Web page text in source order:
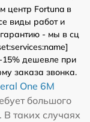
центр Fortuna в
виды работ и
- мы в сц
15% дешевле при
заказа звонка.
One 6M
большого
таких случаях